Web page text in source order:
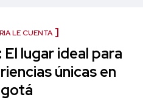
LE CUENTA
lugar ideal para
únicas en